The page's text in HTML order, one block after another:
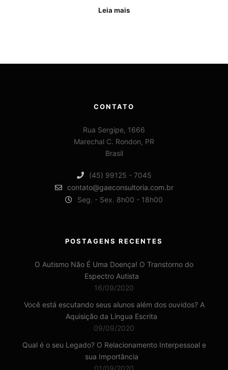
Leia mais
CONTATO
Rua Sergipe, 1666
Marechal C. Rondon, PR
Brasil
(45) 99125 - 7045
contato@gaeconsultoria.com.br
Seg. - Sex. 8h00 - 18h00
POSTAGENS RECENTES
O Autismo Não É Uma Doença! O Transtorno do
Espectro Autista
16/09/2020
Você está escutando seus alunos além dos ouvidos? A
Aquisição da Língua Escrita
09/09/2020
Qual é o seu Legado? O Relacionamento Interpessoal e
sua Importância
01/09/2020